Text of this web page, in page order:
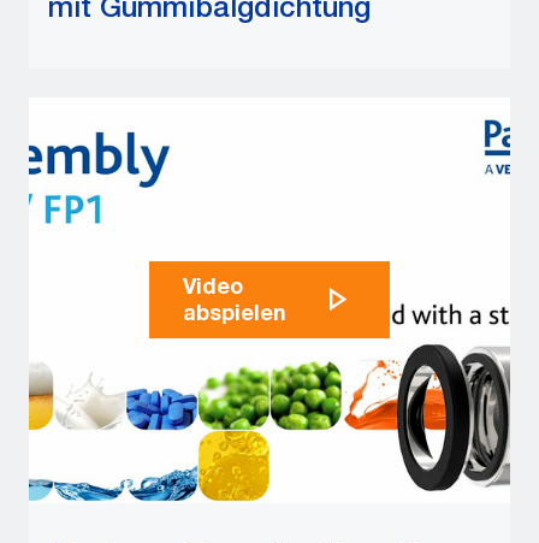
mit Gummibalgdichtung
Video
abspielen